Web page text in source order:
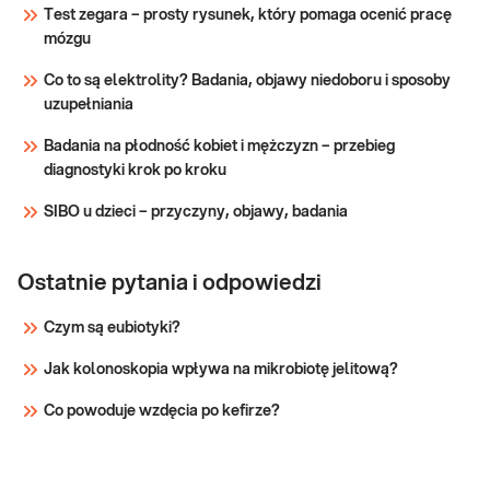
krwi. Pomaga w wykrywaniu infekcji, stanów
Test zegara – prosty rysunek, który pomaga ocenić pracę
mózgu
Co to są elektrolity? Badania, objawy niedoboru i sposoby
uzupełniania
Badania na płodność kobiet i mężczyzn – przebieg
diagnostyki krok po kroku
SIBO u dzieci – przyczyny, objawy, badania
Ostatnie pytania i odpowiedzi
Czym są eubiotyki?
Jak kolonoskopia wpływa na mikrobiotę jelitową?
Co powoduje wzdęcia po kefirze?